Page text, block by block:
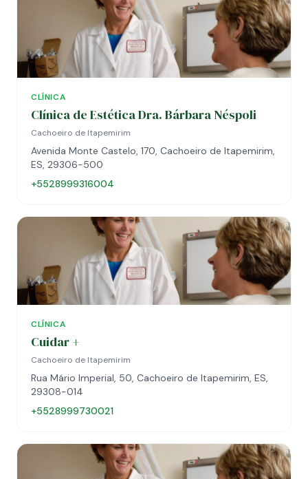
CLÍNICA
Clínica de Estética Dra. Bárbara Néspoli
Cachoeiro de Itapemirim
Avenida Monte Castelo, 170, Cachoeiro de Itapemirim,
ES, 29306-500
+5528999316004
CLÍNICA
Cuidar +
Cachoeiro de Itapemirim
Rua Mário Imperial, 50, Cachoeiro de Itapemirim, ES,
29308-014
+5528999730021